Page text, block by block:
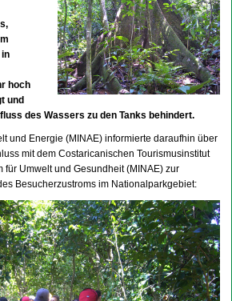
in
hoch
und
des Wassers zu den Tanks behindert.
und Energie (MINAE) informierte daraufhin über
mit dem Costaricanischen Tourismusinstitut
für Umwelt und Gesundheit (MINAE) zur
Besucherzustroms im Nationalparkgebiet: